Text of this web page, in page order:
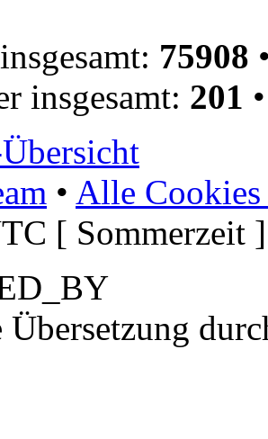
75908
insgesamt: 201
• Alle Cookies
[ Sommerzeit ]
Übersetzung